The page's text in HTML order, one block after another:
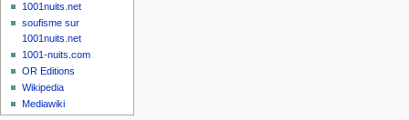
1001nuits.net
soufisme sur
1001nuits.net
1001-nuits.com
OR Editions
Wikipedia
Mediawiki